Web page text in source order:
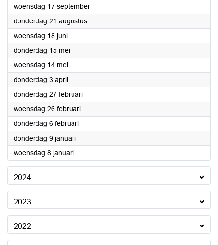
woensdag 17 september2025
donderdag 21 augustus2025
woensdag 18 juni2025
donderdag 15 mei2025
woensdag 14 mei2025
donderdag 3 april2025
donderdag 27 februari2025
woensdag 26 februari2025
donderdag 6 februari2025
donderdag 9 januari2025
woensdag 8 januari2025
2024
2023
2022